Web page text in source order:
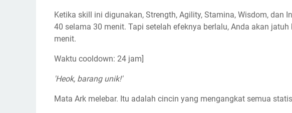
Ketika skill ini digunakan, Strength, Agility, Stamina, Wisdom, dan
40 selama 30 menit. Tapi setelah efeknya berlalu, Anda akan
menit.
Waktu cooldown: 24 jam]
'Heok, barang unik!'
Mata Ark melebar. Itu adalah cincin yang mengangkat semua